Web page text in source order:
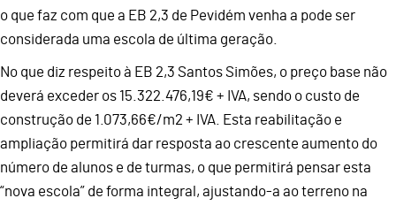
o que faz com que a EB 2,3 de Pevidém venha a pode ser
considerada uma escola de última geração.
No que diz respeito à EB 2,3 Santos Simões, o preço base não
deverá exceder os 15.322.476,19€ + IVA, sendo o custo de
construção de 1.073,66€/m2 + IVA. Esta reabilitação e
ampliação permitirá dar resposta ao crescente aumento do
número de alunos e de turmas, o que permitirá pensar esta
“nova escola” de forma integral, ajustando-a ao terreno na